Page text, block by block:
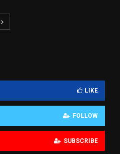
LIKE
FOLLOW
SUBSCRIBE